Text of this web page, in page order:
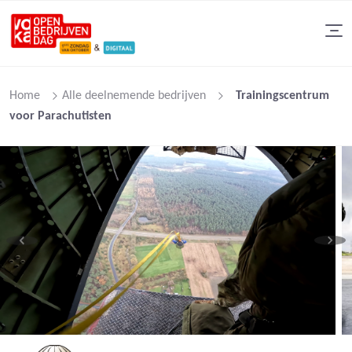
Home Alle deelnemende bedrijven
Trainingscentrum
voor Parachutisten